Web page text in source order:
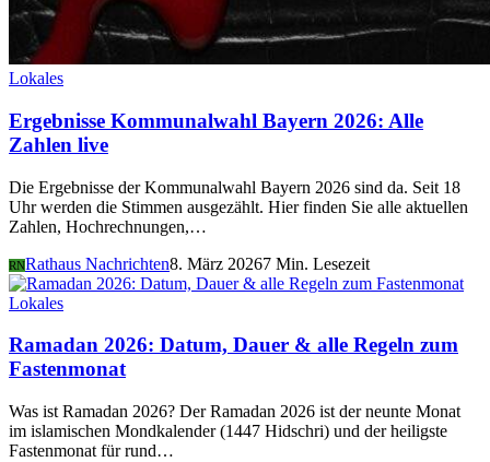
Lokales
Ergebnisse Kommunalwahl Bayern 2026: Alle
Zahlen live
Die Ergebnisse der Kommunalwahl Bayern 2026 sind da. Seit 18
Uhr werden die Stimmen ausgezählt. Hier finden Sie alle aktuellen
Zahlen, Hochrechnungen,…
RNRathaus Nachrichten8. März 20267 Min. Lesezeit
Lokales
Ramadan 2026: Datum, Dauer & alle Regeln zum
Fastenmonat
Was ist Ramadan 2026? Der Ramadan 2026 ist der neunte Monat
im islamischen Mondkalender (1447 Hidschri) und der heiligste
Fastenmonat für rund…